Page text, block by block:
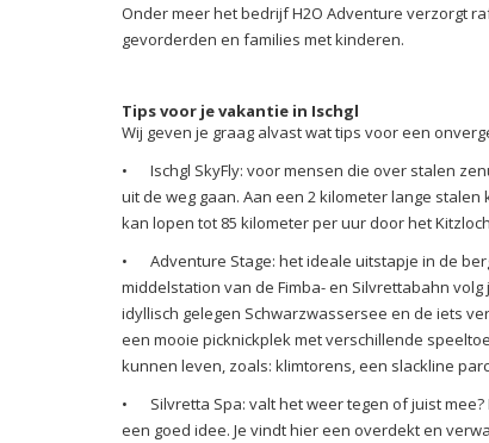
Onder meer het bedrijf H2O Adventure verzorgt
gevorderden en families met kinderen.
Tips voor je vakantie in Ischgl
Wij geven je graag alvast wat tips voor een
•
Ischgl SkyFly: voor mensen die over stalen
uit de weg gaan. Aan een 2 kilometer lange
kan lopen tot 85 kilometer per uur door het
•
Adventure Stage: het ideale uitstapje in de
middelstation van de Fimba- en Silvrettabahn
idyllisch gelegen Schwarzwassersee en de iets
een mooie picknickplek met verschillende
kunnen leven, zoals: klimtorens, een slackline
•
Silvretta Spa: valt het weer tegen of juist
een goed idee. Je vindt hier een overdekt en